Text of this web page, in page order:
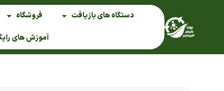
دستگاه های بازیافت فروشگاه
آموزش های